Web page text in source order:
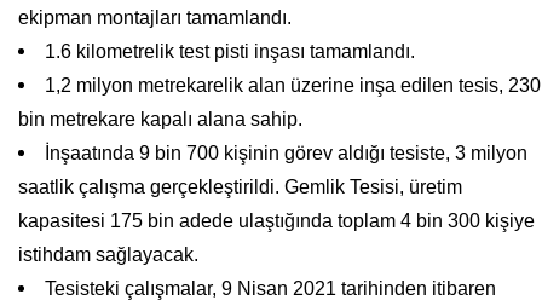
ekipman montajları tamamlandı.
1.6 kilometrelik test pisti inşası tamamlandı.
1,2 milyon metrekarelik alan üzerine inşa edilen tesis, 230
bin metrekare kapalı alana sahip.
İnşaatında 9 bin 700 kişinin görev aldığı tesiste, 3 milyon
saatlik çalışma gerçekleştirildi. Gemlik Tesisi, üretim
kapasitesi 175 bin adede ulaştığında toplam 4 bin 300 kişiye
istihdam sağlayacak.
Tesisteki çalışmalar, 9 Nisan 2021 tarihinden itibaren